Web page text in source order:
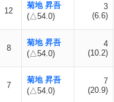
12
菊地 昇吾
(△54.0)
3
(6.6)
8
菊地 昇吾
(△54.0)
4
(10.2)
7
菊地 昇吾
(△54.0)
7
(20.9)